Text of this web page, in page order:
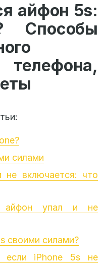
айфон 5s:
Способы
силами
включается: что
айфон упал и не
своими силами?
если iPhone 5s не